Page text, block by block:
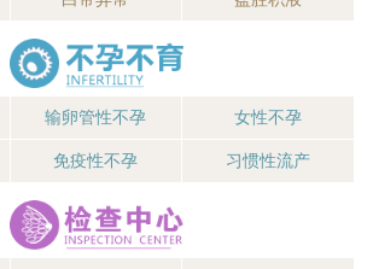
输卵管性不孕 女性不孕
免疫性不孕 习惯性流产